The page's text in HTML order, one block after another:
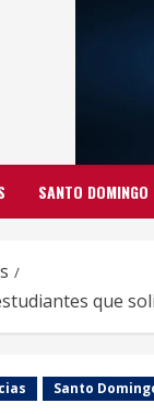
SANTO DOMINGO
que
Santo